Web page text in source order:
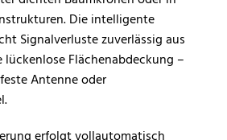
Die intelligente
Signalverluste zuverlässig aus
Flächenabdeckung –
Antenne oder